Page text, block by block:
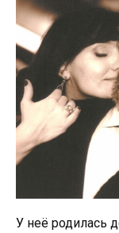
У неё родилась